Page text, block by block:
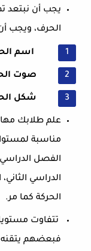
يجب أن نبتعد
الحرف، ويجب
اسم
صوت
شكل
علم طلابك
مناسبة
الفصل
الدراسي
الحركة كما مر.
تتفاوت
فبعضهم